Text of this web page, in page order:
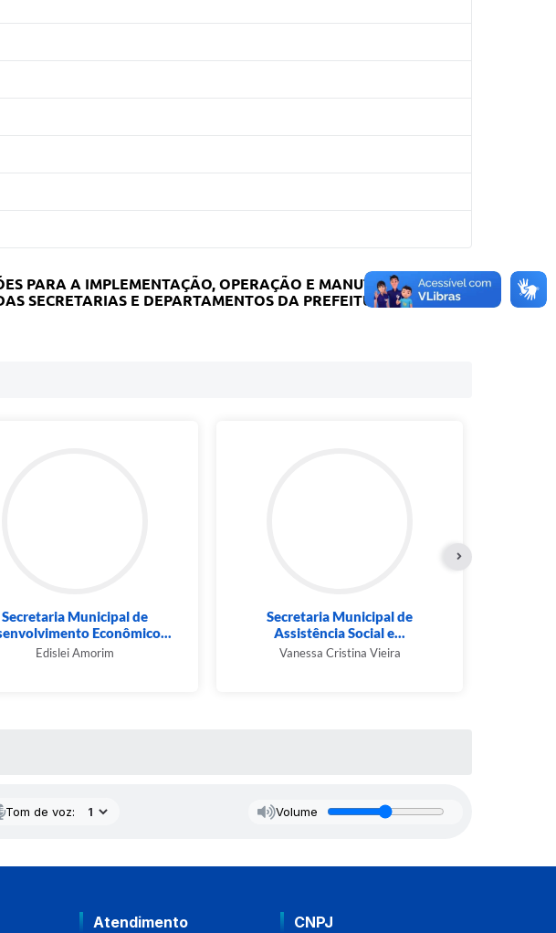
PARA A IMPLEMENTAÇÃO, OPERAÇÃO E MANUTENÇÃO DE
SECRETARIAS E DEPARTAMENTOS DA PREFEITURA
Secretaria Municipal de
Econômico...
Edislei Amorim
Secretaria Municipal de
Assistência Social e...
Vanessa Cristina Vieira
Tom de voz: Volume
Atendimento CNPJ